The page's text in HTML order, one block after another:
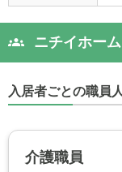
ニチイホー
入居者ごとの職員
介護職員